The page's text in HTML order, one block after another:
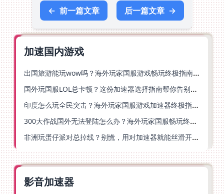
← 前一篇文章 后一篇文章 →
加速国内游戏
出国旅游能玩wow吗？海外玩家国服游戏畅玩终极指南（附FF14激战2解决方案）
国外玩国服LOL总卡顿？这份加速器选择指南帮你告别延迟烦恼
印度怎么玩全民突击？海外玩家国服游戏加速器终极指南（附原神延迟优化+精灵之境加速器选择）
300大作战国外无法登陆怎么办？海外玩家国服畅玩终极指南（附实测推荐）
非洲玩蛋仔派对总掉线？别慌，用对加速器就能丝滑开跑！
影音加速器